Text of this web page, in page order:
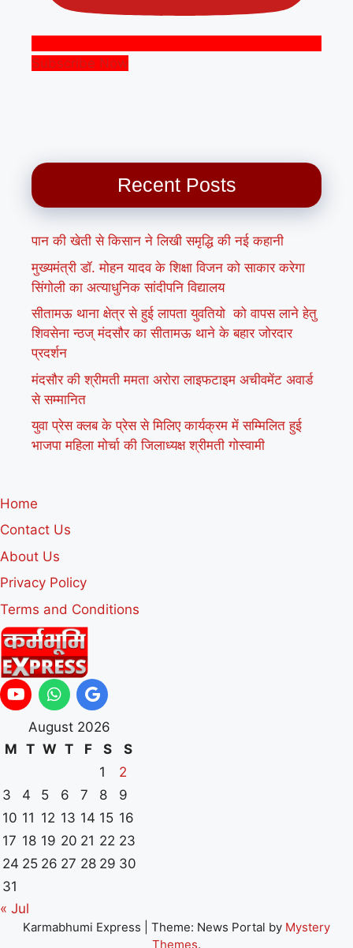
Subscribe Now
Recent Posts
पान की खेती से किसान ने लिखी समृद्धि की नई कहानी
मुख्यमंत्री डॉ. मोहन यादव के शिक्षा विजन को साकार करेगा
सिंगोली का अत्याधुनिक सांदीपनि विद्यालय
सीतामऊ थाना क्षेत्र से हुई लापता युवतियो को वापस लाने हेतु
शिवसेना न्ठज् मंदसौर का सीतामऊ थाने के बहार जोरदार
प्रदर्शन
मंदसौर की श्रीमती ममता अरोरा लाइफटाइम अचीवमेंट अवार्ड
से सम्मानित
युवा प्रेस क्लब के प्रेस से मिलिए कार्यक्रम में सम्मिलित हुई
भाजपा महिला मोर्चा की जिलाध्यक्ष श्रीमती गोस्वामी
Home
Contact Us
About Us
Privacy Policy
Terms and Conditions
August 2026
M T W T F S
S
1
2
3
4 5 6 7 8
9
10 11 12 13 14 15 16
17 18 19 20 21 22 23
24 25 26 27 28 29 30
31
« Jul
Karmabhumi Express Theme: News Portal by Mystery
Themes.